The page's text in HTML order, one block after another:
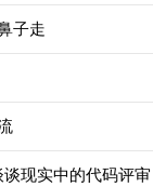
子走
现实中的代码评审